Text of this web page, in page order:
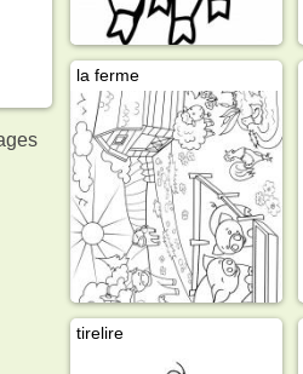
la ferme
tirelire